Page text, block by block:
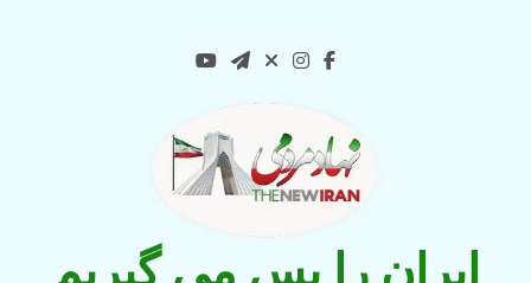
ایران را پس می گیریم